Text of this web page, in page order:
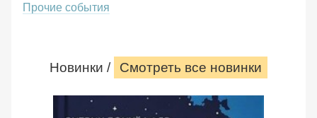
Прочие события
Новинки / Смотреть все новинки